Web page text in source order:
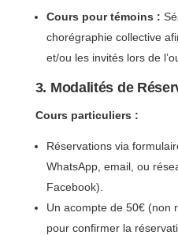
Cours pour témoins :
chorégraphie collective
et/ou les invités lors de
3. Modalités de
Cours particuliers :
Réservations via
WhatsApp, email, ou
Facebook).
Un acompte de 50€ (non
pour confirmer la